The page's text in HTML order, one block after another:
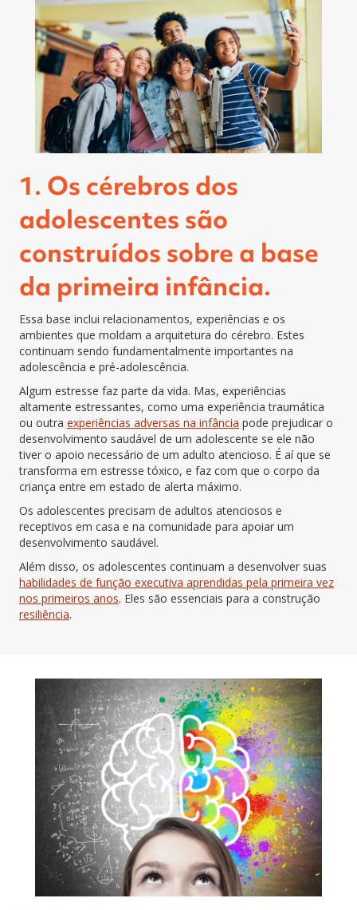
1. Os cérebros dos
adolescentes são
construídos sobre a base
da primeira infância.
Essa base inclui relacionamentos, experiências e os
ambientes que moldam a arquitetura do cérebro. Estes
continuam sendo fundamentalmente importantes na
adolescência e pré-adolescência.
Algum estresse faz parte da vida. Mas, experiências
altamente estressantes, como uma experiência traumática
ou outra experiências adversas na infância pode prejudicar o
desenvolvimento saudável de um adolescente se ele não
tiver o apoio necessário de um adulto atencioso. É aí que se
transforma em estresse tóxico, e faz com que o corpo da
criança entre em estado de alerta máximo.
Os adolescentes precisam de adultos atenciosos e
receptivos em casa e na comunidade para apoiar um
desenvolvimento saudável.
Além disso, os adolescentes continuam a desenvolver suas
habilidades de função executiva aprendidas pela primeira vez
nos primeiros anos. Eles são essenciais para a construção
resiliência.